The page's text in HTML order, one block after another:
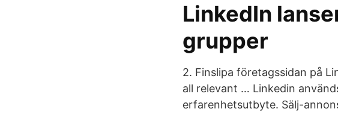
LinkedIn
grupper
2. Finslipa företagssidan på
all relevant … Linkedin
erfarenhetsutbyte. Sälj-